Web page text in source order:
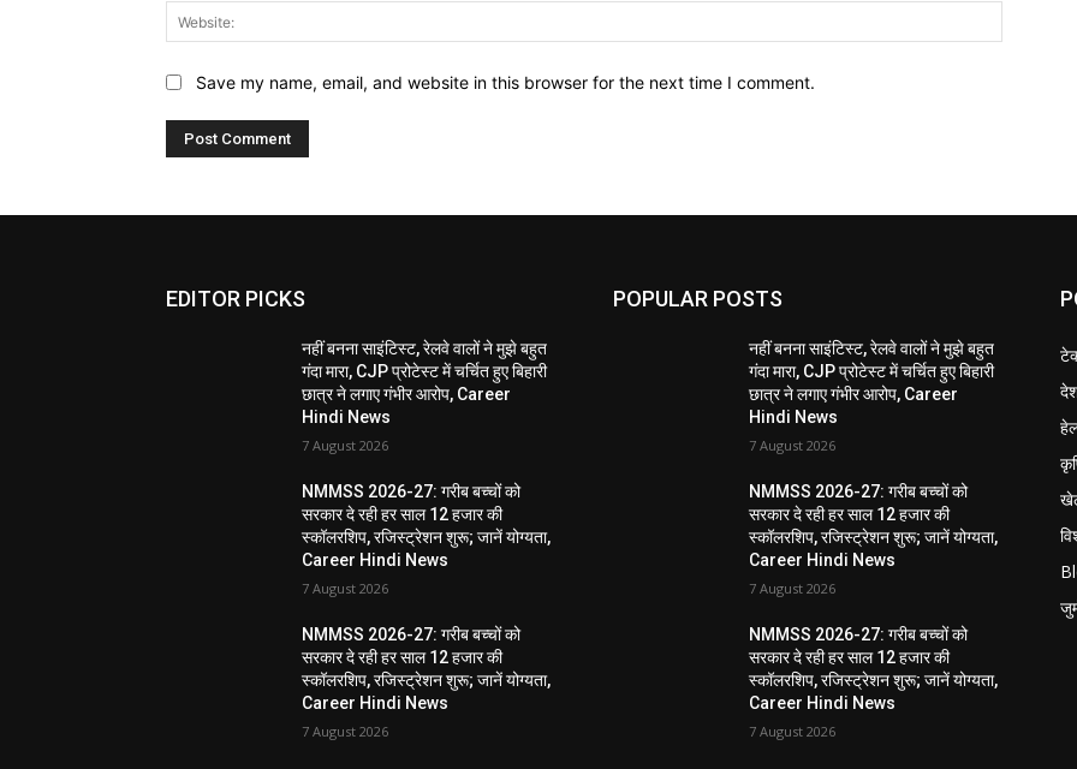
Save my name, email, and website in this browser for the next time I comment.
EDITOR PICKS
नहीं बनना साइंटिस्ट, रेलवे वालों ने मुझे बहुत
गंदा मारा, CJP प्रोटेस्ट में चर्चित हुए बिहारी
छात्र ने लगाए गंभीर आरोप, Career
Hindi News
7 August 2026
NMMSS 2026-27: गरीब बच्चों को
सरकार दे रही हर साल 12 हजार की
स्कॉलरशिप, रजिस्ट्रेशन शुरू; जानें योग्यता,
Career Hindi News
7 August 2026
NMMSS 2026-27: गरीब बच्चों को
सरकार दे रही हर साल 12 हजार की
स्कॉलरशिप, रजिस्ट्रेशन शुरू; जानें योग्यता,
Career Hindi News
7 August 2026
POPULAR POSTS
नहीं बनना साइंटिस्ट, रेलवे वालों ने मुझे बहुत
गंदा मारा, CJP प्रोटेस्ट में चर्चित हुए बिहारी
छात्र ने लगाए गंभीर आरोप, Career
Hindi News
7 August 2026
NMMSS 2026-27: गरीब बच्चों को
सरकार दे रही हर साल 12 हजार की
स्कॉलरशिप, रजिस्ट्रेशन शुरू; जानें योग्यता,
Career Hindi News
7 August 2026
NMMSS 2026-27: गरीब बच्चों को
सरकार दे रही हर साल 12 हजार की
स्कॉलरशिप, रजिस्ट्रेशन शुरू; जानें योग्यता,
Career Hindi News
7 August 2026